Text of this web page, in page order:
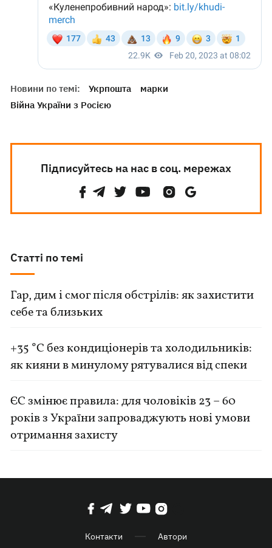
Новини по темі: Укрпошта
марки
Війна України з Росією
Підписуйтесь на нас в соц. мережах
Статті по темі
Гар, дим і смог після обстрілів: як захистити
себе та близьких
+35 °C без кондиціонерів та холодильників:
як кияни в минулому рятувалися від спеки
ЄС змінює правила: для чоловіків 23 – 60
років з України запроваджують нові умови
отримання захисту
Контакти Автори